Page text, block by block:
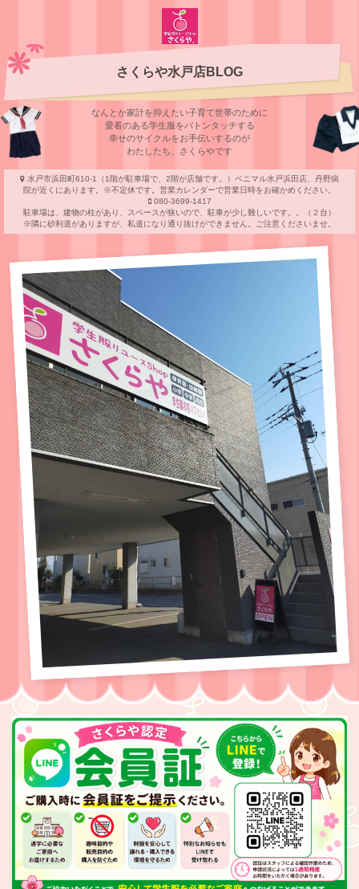
さくらや水戸店BLOG
なんとか家計を抑えたい子育て世帯のために
愛着のある学⽣服をバトンタッチする
幸せのサイクルをお⼿伝いするのが
わたしたち、さくらやです
水戸市浜田町610-1（1階が駐車場で、2階が店舗です。）ベニマル水戸浜田店、丹野病
院が近くにあります。※不定休です。営業カレンダーで営業日時をお確かめください。
080-3699-1417
駐車場は、建物の柱があり、スペースが狭いので、駐車が少し難しいです。。（２台）
※隣に砂利道がありますが、私道になり通り抜けができません。ご注意くださいませ。